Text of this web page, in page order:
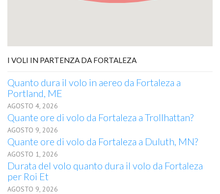
I VOLI IN PARTENZA DA FORTALEZA
Quanto dura il volo in aereo da Fortaleza a
Portland, ME
AGOSTO 4, 2026
Quante ore di volo da Fortaleza a Trollhattan?
AGOSTO 9, 2026
Quante ore di volo da Fortaleza a Duluth, MN?
AGOSTO 1, 2026
Durata del volo quanto dura il volo da Fortaleza
per Roi Et
AGOSTO 9, 2026